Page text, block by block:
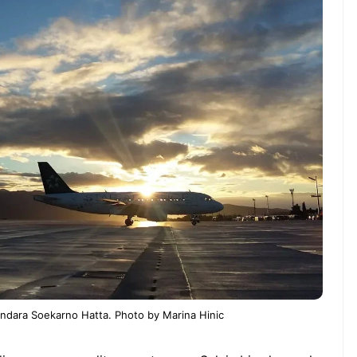
Soekarno Hatta. Photo by Marina Hinic
TNG– Pernah gak sih
mulai ngerjain sesuatu cuma
iseng-iseng, eh ternyata malah
peluang bisnis yang
...
Dari Iseng Jadi Cuan: Kisah
TUM_ATUL yang Ubah
Hampers Jadi Bisnis Kece
NEWS TNG– Siapa
kenal dengan kelezatan
Jepang? Kuliner dari
sakura ini memang sudah
mendunia dan punya ...
7 Menu
Restora
n
Jepang
yang
Wajib
Dicoba,
Bukan
Cuma
Sushi!